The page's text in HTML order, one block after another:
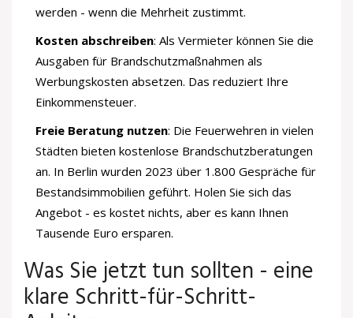
werden - wenn die Mehrheit zustimmt.
Kosten abschreiben: Als Vermieter können Sie die
Ausgaben für Brandschutzmaßnahmen als
Werbungskosten absetzen. Das reduziert Ihre
Einkommensteuer.
Freie Beratung nutzen: Die Feuerwehren in vielen
Städten bieten kostenlose Brandschutzberatungen
an. In Berlin wurden 2023 über 1.800 Gespräche für
Bestandsimmobilien geführt. Holen Sie sich das
Angebot - es kostet nichts, aber es kann Ihnen
Tausende Euro ersparen.
Was Sie jetzt tun sollten - eine
klare Schritt-für-Schritt-